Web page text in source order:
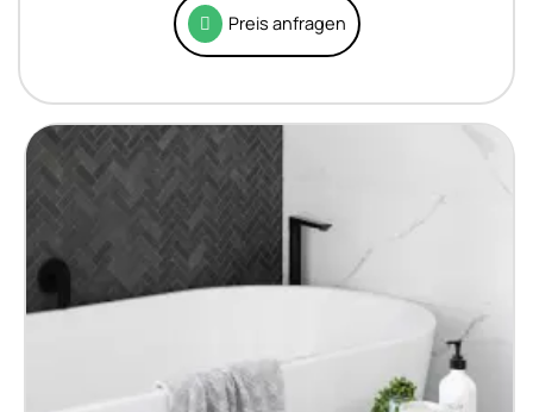
Preis anfragen